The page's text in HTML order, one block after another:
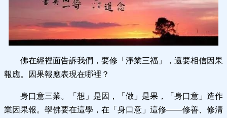
佛在經裡面告訴我們，要修「淨業三福」，還要相信因果
報應。因果報應表現在哪裡？
身口意三業。「想」是因，「做」是果，「身口意」造作
業因果報。學佛要在這學，在「身口意」這修——修善、修清